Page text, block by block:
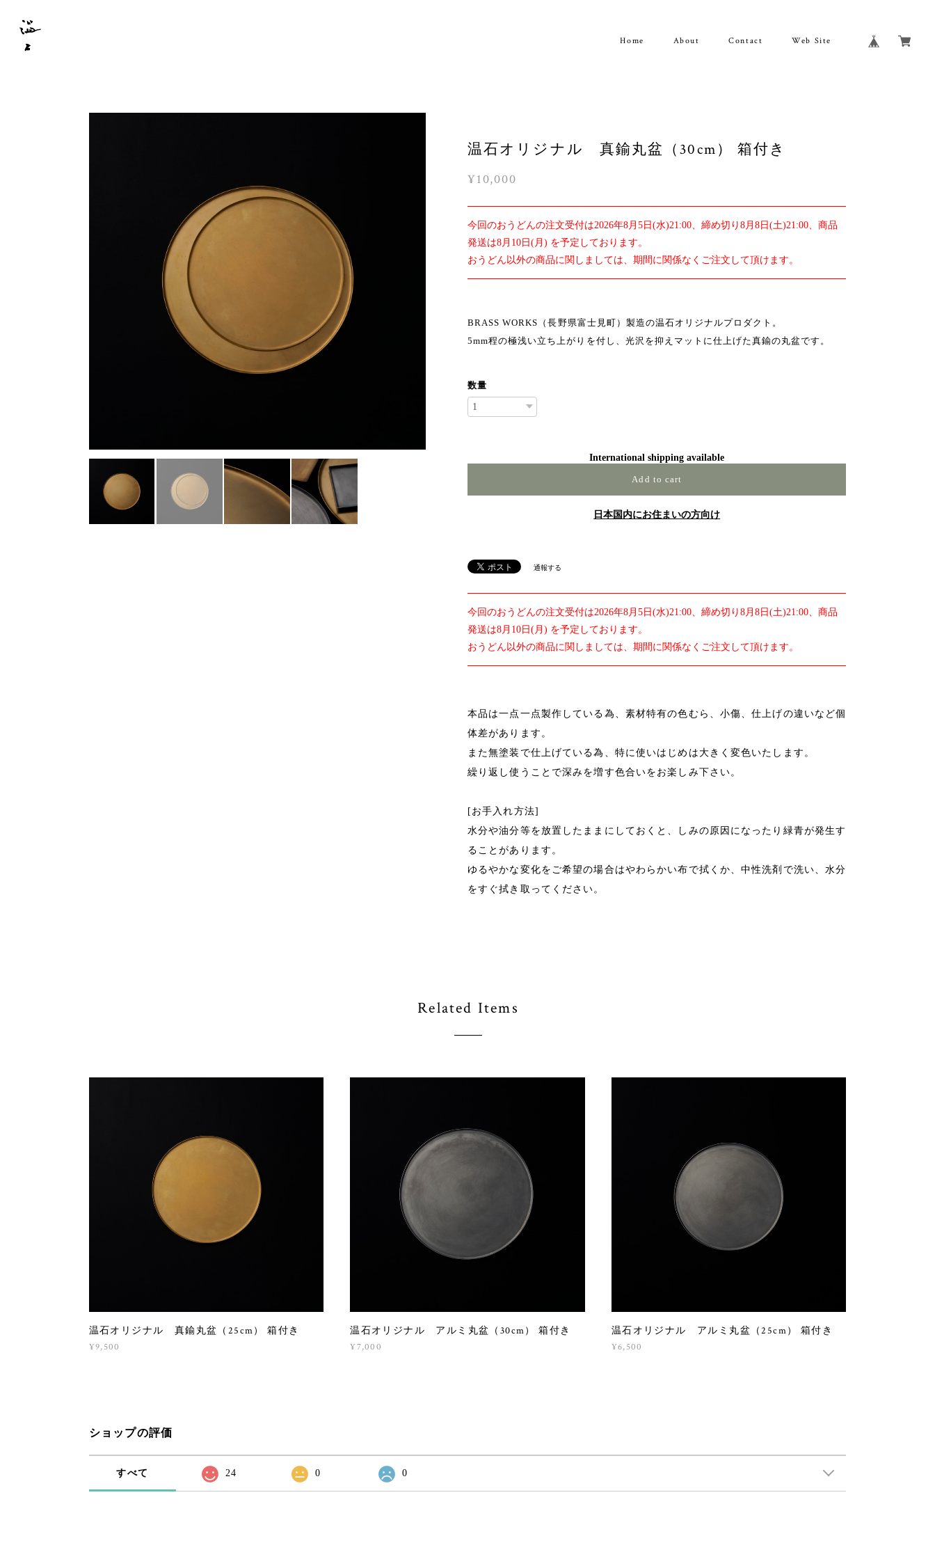
Home About Contact Web Site
温石オリジナル 真鍮丸盆（30cm） 箱付き
¥10,000
今回のおうどんの注文受付は2026年8月5日(水)21:00、締め切り8月8日(土)21:00、商品
発送は8月10日(月) を予定しております。
おうどん以外の商品に関しましては、期間に関係なくご注文して頂けます。
BRASS WORKS（長野県富士見町）製造の温石オリジナルプロダクト。
5mm程の極浅い立ち上がりを付し、光沢を抑えマットに仕上げた真鍮の丸盆です。
数量
International shipping available
Add to cart
日本国内にお住まいの方向け
通報する
今回のおうどんの注文受付は2026年8月5日(水)21:00、締め切り8月8日(土)21:00、商品
発送は8月10日(月) を予定しております。
おうどん以外の商品に関しましては、期間に関係なくご注文して頂けます。
本品は一点一点製作している為、素材特有の色むら、小傷、仕上げの違いなど個
体差があります。
また無塗装で仕上げている為、特に使いはじめは大きく変色いたします。
繰り返し使うことで深みを増す色合いをお楽しみ下さい。
[お手入れ方法]
水分や油分等を放置したままにしておくと、しみの原因になったり緑青が発生す
ることがあります。
ゆるやかな変化をご希望の場合はやわらかい布で拭くか、中性洗剤で洗い、水分
をすぐ拭き取ってください。
Related Items
温石オリジナル 真鍮丸盆（25cm） 箱付き
¥9,500
温石オリジナル アルミ丸盆（30cm） 箱付き
¥7,000
温石オリジナル アルミ丸盆（25cm） 箱付き
¥6,500
ショップの評価
すべて 24 0 0